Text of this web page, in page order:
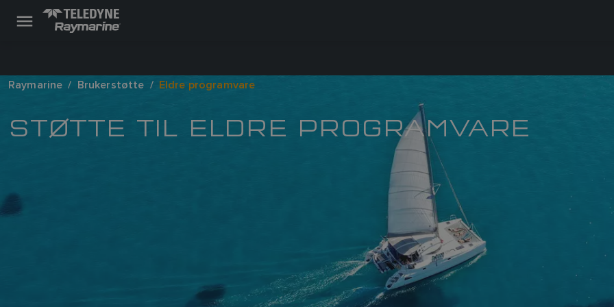
Raymarine Brukerstøtte Eldre programvare
STØTTE TIL ELDRE PROGRAMVARE